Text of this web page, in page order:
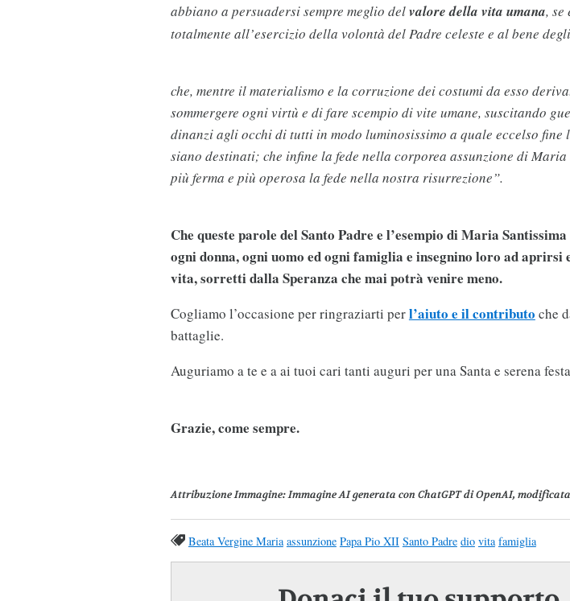
abbiano a persuadersi sempre meglio delvalore della vita umana, se
totalmente all’esercizio della volontà del Padre celeste e al bene
che, mentre il materialismo e la corruzione dei costumi da esso
sommergere ogni virtù e di fare scempio di vite umane, suscitando
dinanzi agli occhi di tutti in modo luminosissimo a quale eccelso fine
siano destinati; che infine la fede nella corporea assunzione di
più ferma e più operosa la fede nella nostra risurrezione”.
Che queste parole del Santo Padre e l’esempio di Maria
ogni donna, ogni uomo ed ogni famiglia e insegnino loro ad aprirsi
vita, sorretti dalla Speranza che mai potrà venire meno.
Cogliamo l’occasione per ringraziarti perl’aiuto e il contributo che
battaglie.
Auguriamo a te e a ai tuoi cari tanti auguri per una Santa e serena
Grazie, come sempre.
Attribuzione Immagine: Immagine AI generata con ChatGPT di OpenAI,
Beata Vergine Maria assunzione Papa Pio XII Santo Padre dio vita famiglia